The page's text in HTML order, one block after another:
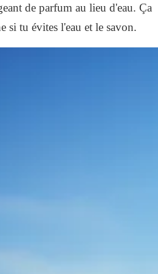
de parfum au lieu d'eau. Ça
si tu évites l'eau et le savon.